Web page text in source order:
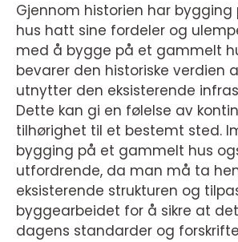
Gjennom historien har
hus hatt sine fordeler og
med å bygge på et gammelt
bevarer den historiske verdien
utnytter den eksisterende
Dette kan gi en følelse av
tilhørighet til et bestemt sted.
bygging på et gammelt hus
utfordrende, da man må ta
eksisterende strukturen og
byggearbeidet for å sikre at
dagens standarder og